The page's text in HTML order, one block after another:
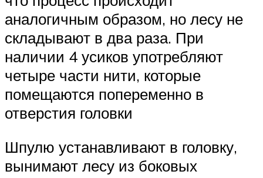
аналогичным образом, но лесу не
складывают в два раза. При
наличии 4 усиков употребляют
четыре части нити, которые
помещаются попеременно в
отверстия головки
Шпулю устанавливают в головку,
вынимают лесу из боковых